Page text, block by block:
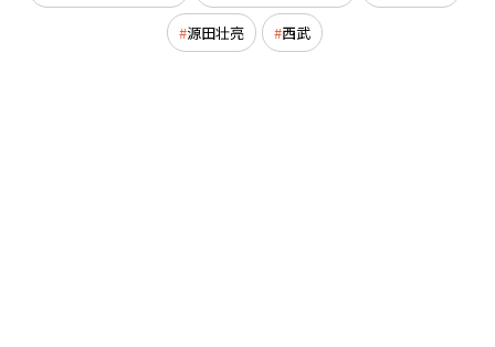
源田壮亮 西武